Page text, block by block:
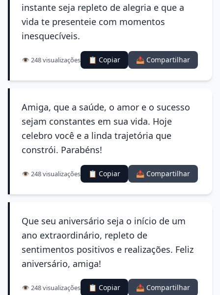
instante seja repleto de alegria e que a
vida te presenteie com momentos
inesquecíveis.
👁️ 248 visualizações 📋 Copiar 📤 Compartilhar
Amiga, que a saúde, o amor e o sucesso
sejam constantes em sua vida. Hoje
celebro você e a linda trajetória que
constrói. Parabéns!
👁️ 248 visualizações 📋 Copiar 📤 Compartilhar
Que seu aniversário seja o início de um
ano extraordinário, repleto de
sentimentos positivos e realizações. Feliz
aniversário, amiga!
👁️ 248 visualizações 📋 Copiar 📤 Compartilhar